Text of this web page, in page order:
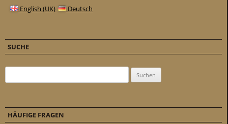
English (UK) Deutsch
SUCHE
HÄUFIGE FRAGEN